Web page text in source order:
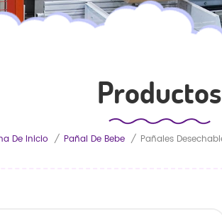
Productos
De Inicio / Pañal De Bebe /